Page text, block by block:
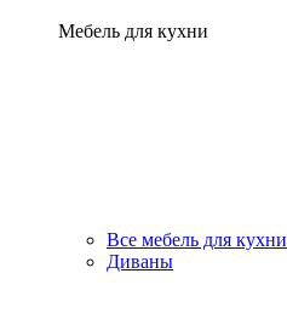
Мебель для кухни
Все мебель для кухни
Диваны